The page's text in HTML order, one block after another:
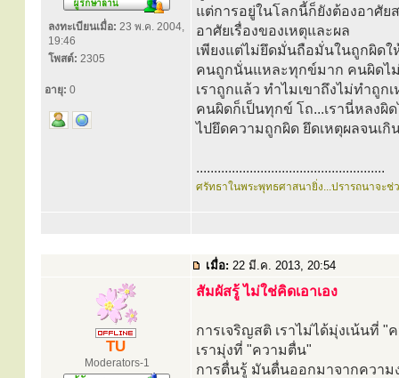
ลงทะเบียนเมื่อ: 23 พ.ค. 2004,
19:46
โพสต์: 2305
อายุ: 0
แต่การอยู่ในโลกนี้ก็ยังต้องอาศัย
อาศัยเรื่องของเหตุและผล
เพียงแต่ไม่ยึดมั่นถือมั่นในถูกผิดใ
คนถูกนั่นแหละทุกข์มาก คนผิดไ
เราถูกแล้ว ทำไมเขาถึงไม่ทำถูก
คนผิดก็เป็นทุกข์ โถ...เรานี่หลงผิด
ไปยึดความถูกผิด ยึดเหตุผลจนเกิ
.....................................................
ศรัทธาในพระพุทธศาสนายิ่ง...ปรารถนาจะ
เมื่อ: 22 มี.ค. 2013, 20:54
TU
Moderators-1
สัมผัสรู้ ไม่ใช่คิดเอาเอง
การเจริญสติ เราไม่ได้มุ่งเน้นที่ "
เรามุ่งที่ "ความตื่น"
การตื่นรู้ มันตื่นออกมาจากความ